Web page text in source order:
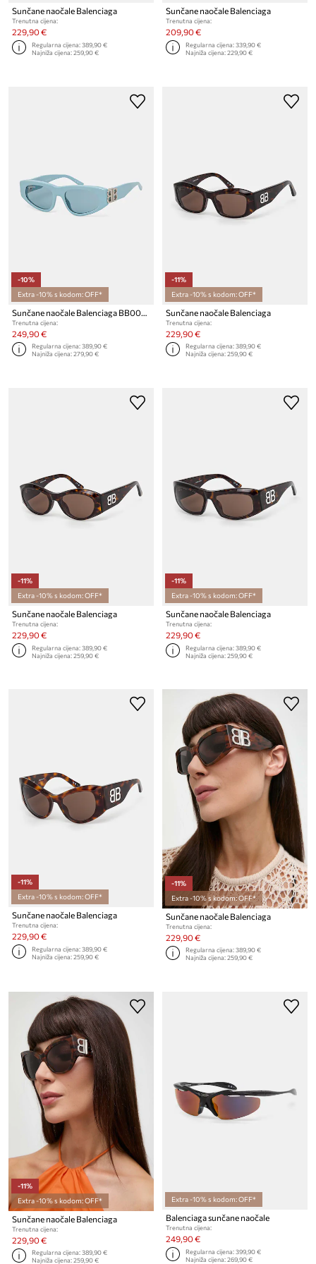
Sunčane naočale Balenciaga
Trenutna cijena:
229,90 €
Regularna cijena:389,90 €
Najniža cijena:259,90 €
Sunčane naočale Balenciaga
Trenutna cijena:
209,90 €
Regularna cijena:339,90 €
Najniža cijena:229,90 €
-10%
Extra -10% s kodom: OFF*
Trenutna cijena:
249,90 €
Regularna cijena:389,90 €
Najniža cijena:279,90 €
-11%
Extra -10% s kodom: OFF*
Sunčane naočale Balenciaga
Trenutna cijena:
229,90 €
Regularna cijena:389,90 €
Najniža cijena:259,90 €
-11%
Extra -10% s kodom: OFF*
Sunčane naočale Balenciaga
Trenutna cijena:
229,90 €
Regularna cijena:389,90 €
Najniža cijena:259,90 €
-11%
Extra -10% s kodom: OFF*
Sunčane naočale Balenciaga
Trenutna cijena:
229,90 €
Regularna cijena:389,90 €
Najniža cijena:259,90 €
-11%
Extra -10% s kodom: OFF*
Sunčane naočale Balenciaga
Trenutna cijena:
229,90 €
Regularna cijena:389,90 €
Najniža cijena:259,90 €
-11%
Extra -10% s kodom: OFF*
Sunčane naočale Balenciaga
Trenutna cijena:
229,90 €
Regularna cijena:389,90 €
Najniža cijena:259,90 €
-11%
Extra -10% s kodom: OFF*
Sunčane naočale Balenciaga
Trenutna cijena:
229,90 €
Regularna cijena:389,90 €
Najniža cijena:259,90 €
Extra -10% s kodom: OFF*
Balenciaga sunčane naočale
Trenutna cijena:
249,90 €
Regularna cijena:399,90 €
Najniža cijena:269,90 €